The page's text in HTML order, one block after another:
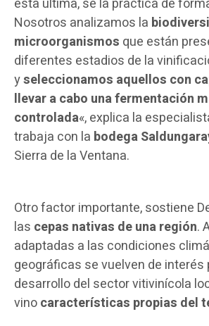
esta última, se la práctica de
Nosotros analizamos la
microorganismos que están
diferentes estadios de la
yseleccionamos aquellos con
llevar a cabo una fermentación
controlada«, explica la
trabaja con la bodega
Sierra de la Ventana.
Otro factor importante, sostiene
las cepas nativas de una región.
adaptadas a las condiciones
geográficas se vuelven de interés
desarrollo del sector vitivinícola
vinocaracterísticas propias del